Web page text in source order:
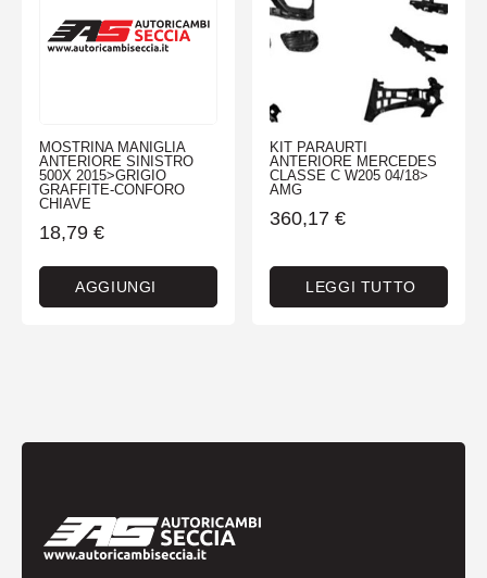
MOSTRINA MANIGLIA
ANTERIORE SINISTRO
500X 2015>GRIGIO
GRAFFITE-CONFORO
CHIAVE
18,79 €
AGGIUNGI
KIT PARAURTI
ANTERIORE MERCEDES
CLASSE C W205 04/18>
AMG
360,17 €
LEGGI TUTTO